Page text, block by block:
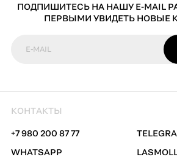
ПОДПИШИТЕСЬ НА НАШУ E-MAIL
ПЕРВЫМИ УВИДЕТЬ НОВЫЕ
E-MAIL
КОНТАКТЫ
+7 980 200 87 77
WHATSAPP